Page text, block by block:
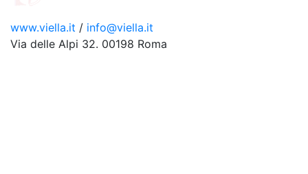
www.viella.it / info@viella.it
Via delle Alpi 32. 00198 Roma